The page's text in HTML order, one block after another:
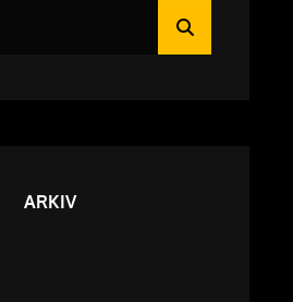
ARKIV